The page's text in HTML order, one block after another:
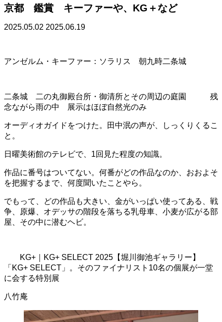
京都 鑑賞 キーファーや、KG＋など
2025.05.02 2025.06.19
アンゼルム・キーファー：ソラリス 朝九時二条城
二条城 二の丸御殿台所・御清所とその周辺の庭園 残
念ながら雨の中 展示はほぼ自然光のみ
オーディオガイドをつけた。田中泯の声が、しっくりくるこ
と。
日曜美術館のテレビで、1回見た程度の知識。
作品に番号はついてない。何番がどの作品なのか、おおよそ
を把握するまで、何度聞いたことやら。
でもって、どの作品も大きい、金がいっぱい使ってある、戦
争、原爆、オデッサの階段を落ちる乳母車、小麦が広がる部
屋、その中に潜むヘビ。
KG+｜KG+ SELECT 2025【堀川御池ギャラリー】
「KG+ SELECT」。そのファイナリスト10名の個展が一堂
に会する特別展
八竹庵